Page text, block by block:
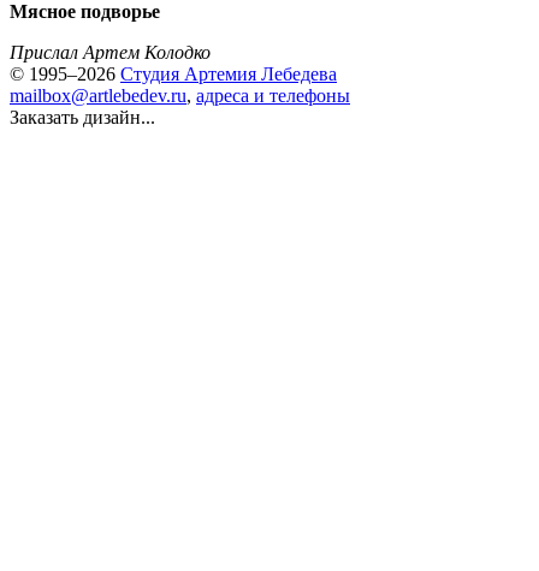
Мясное подворье
Прислал Артем Колодко
© 1995–2026 Студия Артемия Лебедева
mailbox@artlebedev.ru, адреса и телефоны
Заказать дизайн...